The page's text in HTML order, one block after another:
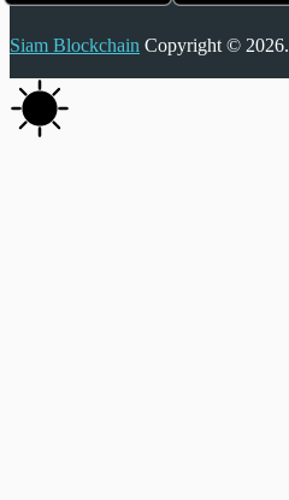
Siam Blockchain Copyright © 2026.